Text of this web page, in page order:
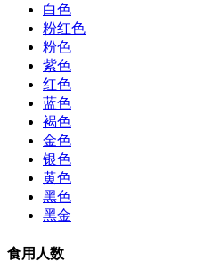
白色
粉红色
粉色
紫色
红色
蓝色
褐色
金色
银色
黄色
黑色
黑金
食用人数